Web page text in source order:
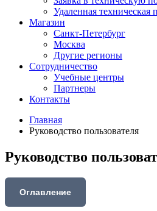
Удаленная техническая
Магазин
Санкт-Петербург
Москва
Другие регионы
Сотрудничество
Учебные центры
Партнеры
Контакты
Главная
Руководство пользователя
Руководство
Оглавление